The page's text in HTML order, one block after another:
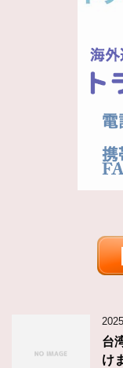
台
け